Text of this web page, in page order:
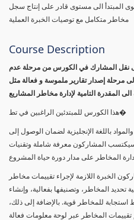
المبتدأ الى مستوى قادر على إنتاج سجل
مخاطر متكامل مع توصيات الخبرة العملية
Course Description
قادر على نقل المشارك في الكورس من مرحلة عدم
مرحلة إصدار تقارير ملموسة و فعالة مثل
هذا الكورس للمبتدئين الراغبين في تط�
باللغة الإنجليزية لضمان الوصول إلى
المشاركون معرفة شاملة وتقنيات
الخبرة اللازمة لإجراء تقييمات مخاطر
المخاطر، وتصنيفها بفعالية، وإنشاء
للمخاطر قوية. بالإضافة إلى ذلك،